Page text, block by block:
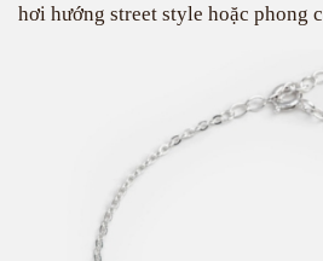
hơi hướng street style hoặc phong